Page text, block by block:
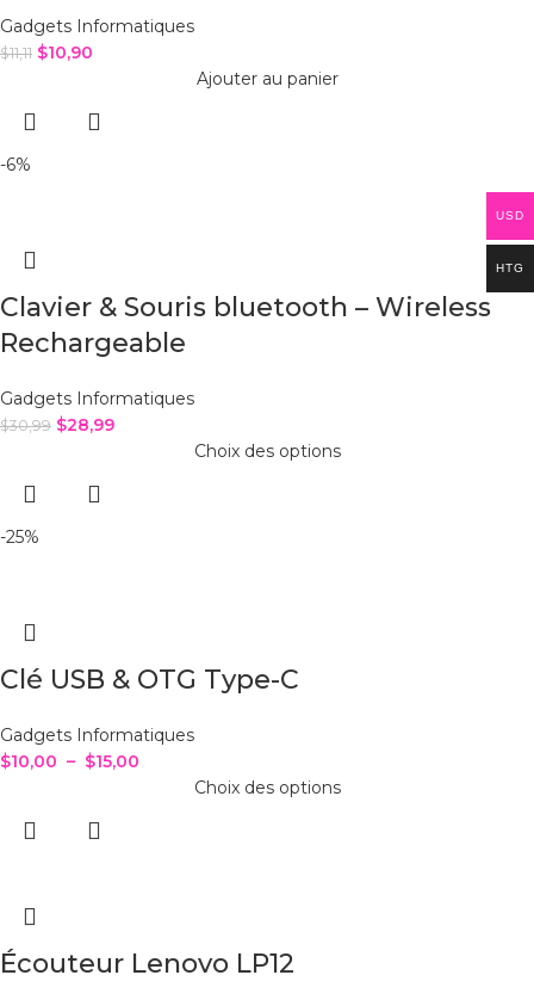
Gadgets Informatiques
$11,11 $10,90
Ajouter au panier
-6%
Clavier & Souris bluetooth – Wireless
Rechargeable
Gadgets Informatiques
$30,99 $28,99
Choix des options
-25%
Clé USB & OTG Type-C
Gadgets Informatiques
$10,00 – $15,00
Choix des options
Écouteur Lenovo LP12
USD
HTG